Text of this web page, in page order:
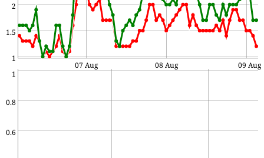
1
1.5
2
07 Aug 08 Aug 09 Aug
0.6
0.8
1